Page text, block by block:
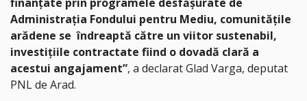
Administrația Fondului pentru Mediu, comunităţile
arădene se îndreaptă către un viitor sustenabil,
investiţiile contractate fiind o dovadă clară a
acestui angajament”, a declarat Glad Varga, deputat
PNL de Arad.